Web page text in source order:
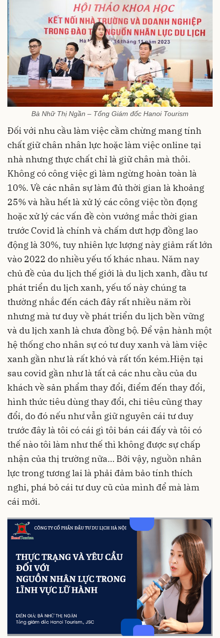
Bà Nhữ Thị Ngần – Tổng Giám đốc Hanoi Tourism
Đối với nhu cầu làm việc cầm chừng mang tính
chất giữ chân nhân lực hoặc làm việc online tại
nhà nhưng thực chất chỉ là giữ chân mà thôi.
Không có công việc gì làm ngừng hoàn toàn là
10%. Về các nhân sự làm đủ thời gian là khoảng
25% và hầu hết là xử lý các công việc tồn đọng
hoặc xử lý các vấn đề còn vướng mắc thời gian
trước Covid là chính và chấm dưt hợp đồng lao
động là 30%, tuy nhiên lực lượng này giảm rất lớn
vào 2022 do nhiều yếu tố khác nhau. Năm nay
chủ đề của du lịch thế giới là du lịch xanh, đầu tư
phát triển du lịch xanh, yếu tố này chúng ta
thường nhắc đến cách đây rất nhiều năm rồi
nhưng mà tư duy về phát triển du lịch bền vững
và du lịch xanh là chưa đồng bộ. Để vận hành một
hệ thống cho nhân sự có tư duy xanh và làm việc
xanh gần như là rất khó và rất tốn kém.Hiện tại
sau covid gần như là tất cả các nhu cầu của du
khách về sản phẩm thay đổi, điểm đến thay đổi,
hình thức tiêu dùng thay đổi, chi tiêu cũng thay
đổi, do đó nếu như vẫn giữ nguyên cái tư duy
trước đây là tôi có cái gì tôi bán cái đấy và tôi có
thế nào tôi làm như thế thì không được sự chấp
nhận của thị trường nữa… Bởi vậy, nguồn nhân
lực trong tương lai là phải đảm bảo tính thích
nghi, phá bỏ cái tư duy cũ của mình để mà làm
cái mới.